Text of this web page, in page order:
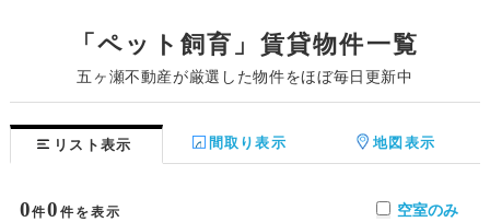
「ペット飼育」賃貸物件一覧
五ヶ瀬不動産が厳選した物件をほぼ毎日更新中
リスト表示 間取り表示 地図表示
0件0件を表示 空室のみ